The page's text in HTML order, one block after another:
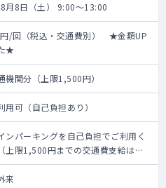
月8日（土） 9:00～13:00
/回（税込・交通費別） ★金額UP
★
機関分（上限1,500円）
用可（自己負担あり）
ンパーキングを自己負担でご利用く
上限1,500円までの交通費支給は可
来